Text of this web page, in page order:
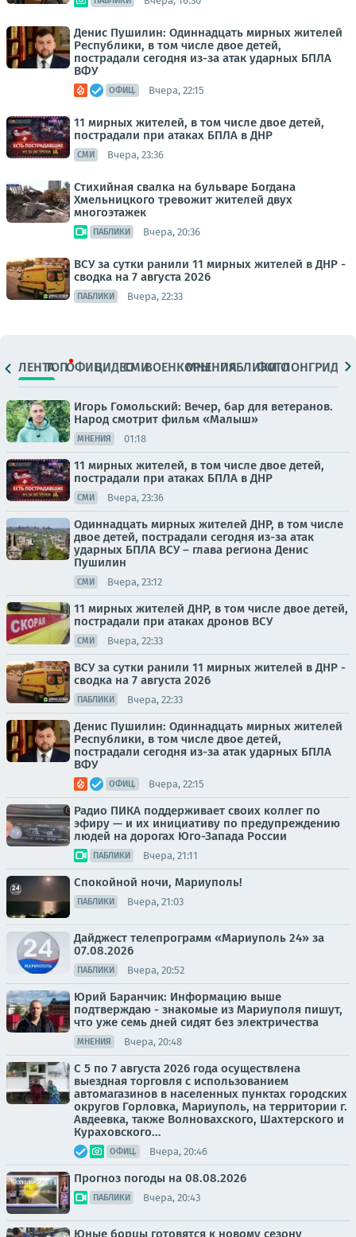
Денис Пушилин: Одиннадцать мирных жителей
Республики, в том числе двое детей,
пострадали сегодня из-за атак ударных БПЛА
ВФУ
ОФИЦ. Вчера, 22:15
11 мирных жителей, в том числе двое детей,
пострадали при атаках БПЛА в ДНР
СМИ Вчера, 23:36
Стихийная свалка на бульваре Богдана
Хмельницкого тревожит жителей двух
многоэтажек
ПАБЛИКИ Вчера, 20:36
ВСУ за сутки ранили 11 мирных жителей в ДНР -
сводка на 7 августа 2026
ПАБЛИКИ Вчера, 22:33
ЛЕНТАТОПОФИЦ.ВИДЕОСМИВОЕНКОРЫМНЕНИЯПАБЛИКИ
ФОТОЛОНГРИДЫ
Игорь Гомольский: Вечер, бар для ветеранов.
Народ смотрит фильм «Малыш»
МНЕНИЯ 01:18
11 мирных жителей, в том числе двое детей,
пострадали при атаках БПЛА в ДНР
СМИ Вчера, 23:36
Одиннадцать мирных жителей ДНР, в том числе
двое детей, пострадали сегодня из-за атак
ударных БПЛА ВСУ – глава региона Денис
Пушилин
СМИ Вчера, 23:12
11 мирных жителей ДНР, в том числе двое детей,
пострадали при атаках дронов ВСУ
СМИ Вчера, 22:33
ВСУ за сутки ранили 11 мирных жителей в ДНР -
сводка на 7 августа 2026
ПАБЛИКИ Вчера, 22:33
Денис Пушилин: Одиннадцать мирных жителей
Республики, в том числе двое детей,
пострадали сегодня из-за атак ударных БПЛА
ВФУ
ОФИЦ. Вчера, 22:15
Радио ПИКА поддерживает своих коллег по
эфиру — и их инициативу по предупреждению
людей на дорогах Юго-Запада России
ПАБЛИКИ Вчера, 21:11
Спокойной ночи, Мариуполь!
ПАБЛИКИ Вчера, 21:03
Дайджест телепрограмм «Мариуполь 24» за
07.08.2026
ПАБЛИКИ Вчера, 20:52
Юрий Баранчик: Информацию выше
подтверждаю - знакомые из Мариуполя пишут,
что уже семь дней сидят без электричества
МНЕНИЯ Вчера, 20:48
С 5 по 7 августа 2026 года осуществлена
выездная торговля с использованием
автомагазинов в населенных пунктах городских
округов Горловка, Мариуполь, на территории г.
Авдеевка, также Волновахского, Шахтерского и
Кураховского...
ОФИЦ. Вчера, 20:46
Прогноз погоды на 08.08.2026
ПАБЛИКИ Вчера, 20:43
Юные борцы готовятся к новому сезону